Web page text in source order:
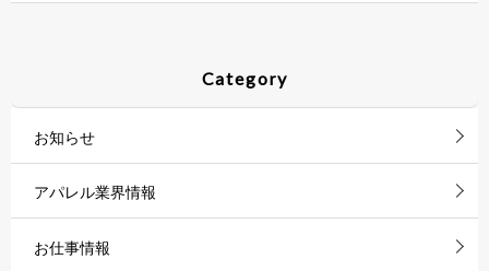
Category
お知らせ
アパレル業界情報
お仕事情報